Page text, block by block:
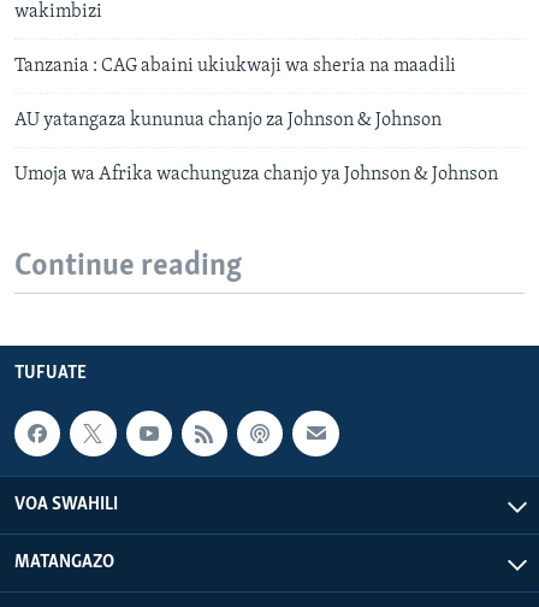
wakimbizi
Tanzania : CAG abaini ukiukwaji wa sheria na maadili
AU yatangaza kununua chanjo za Johnson & Johnson
Umoja wa Afrika wachunguza chanjo ya Johnson & Johnson
Continue reading
TUFUATE
VOA SWAHILI
MATANGAZO